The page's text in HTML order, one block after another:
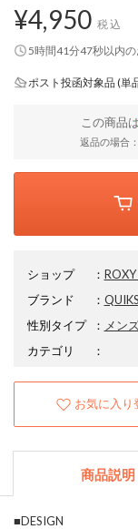
¥4,950 税込
5時間41分46秒以内
ポスト投函対象品 (単
この商品は
返品の場合
ショップ ：
ブランド
：
性別タイプ
： メン
カテゴリ
：
お気に入り
商品説明
■DESIGN